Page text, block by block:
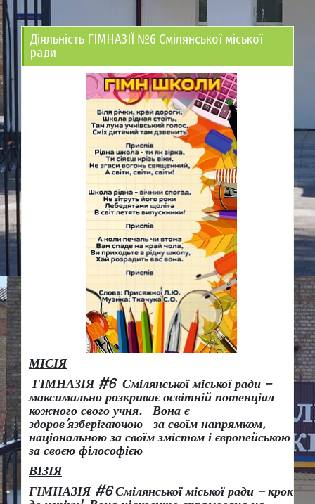
Діяльність ГІМНАЗІЇ №6 Смілянської міської
ради
МІСІЯ
ГІМНАЗІЯ #6 Смілянської міської ради –
максимально розкриває освітній потенціал
кожного свого учня.
Вона є
здоров’язберігаючою за своїм напрямком,
національною за своїм змістом і європейською
за своєю філософією
ВІЗІЯ
ГІМНАЗІЯ #6 Смілянської міської ради – крок